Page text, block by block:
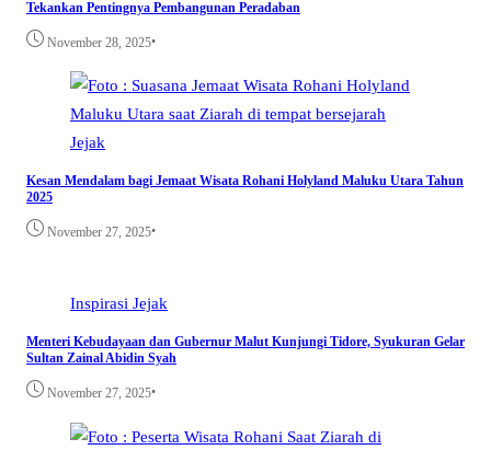
Tekankan Pentingnya Pembangunan Peradaban
November 28, 2025•
Jejak
Kesan Mendalam bagi Jemaat Wisata Rohani Holyland Maluku Utara Tahun
2025
November 27, 2025•
Inspirasi Jejak
Menteri Kebudayaan dan Gubernur Malut Kunjungi Tidore, Syukuran Gelar
Sultan Zainal Abidin Syah
November 27, 2025•